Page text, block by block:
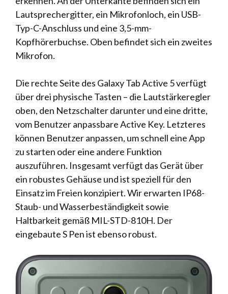
Lautsprechergitter, ein Mikrofonloch, ein USB-
Typ-C-Anschluss und eine 3,5-mm-
Kopfhörerbuchse. Oben befindet sich ein zweites
Mikrofon.
Die rechte Seite des Galaxy Tab Active 5 verfügt
über drei physische Tasten – die Lautstärkeregler
oben, den Netzschalter darunter und eine dritte,
vom Benutzer anpassbare Active Key. Letzteres
können Benutzer anpassen, um schnell eine App
zu starten oder eine andere Funktion
auszuführen. Insgesamt verfügt das Gerät über
ein robustes Gehäuse und ist speziell für den
Einsatz im Freien konzipiert. Wir erwarten IP68-
Staub- und Wasserbeständigkeit sowie
Haltbarkeit gemäß MIL-STD-810H. Der
eingebaute S Pen ist ebenso robust.